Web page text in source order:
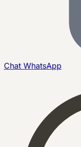
Chat WhatsApp